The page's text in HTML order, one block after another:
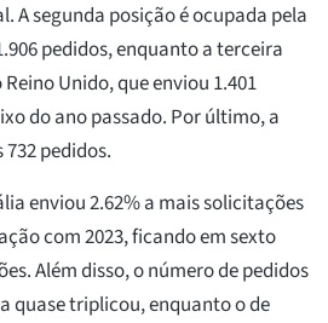
A segunda posição é ocupada pela
pedidos, enquanto a terceira
Unido, que enviou 1.401
do ano passado. Por último, a
pedidos.
enviou 2.62% a mais solicitações
com 2023, ficando em sexto
Além disso, o número de pedidos
quase triplicou, enquanto o de